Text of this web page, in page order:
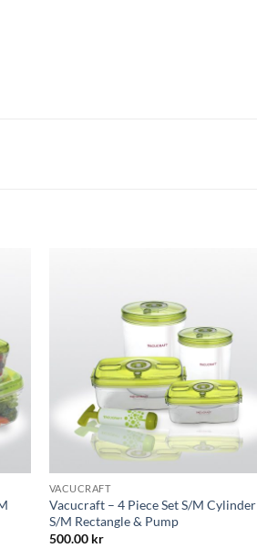
VACUCRAFT
Vacucraft – 4 Piece Set S/M Cylinder
S/M Rectangle & Pump
500.00 kr